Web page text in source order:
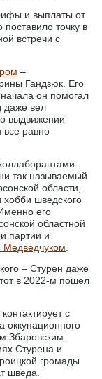
и выплаты от
поставило точку в
встречи с
–
Гандзюк. Его
он помогал
даже вел
выдвижении
равно
так называемый
области,
хобби шведского
его
областной
партии и
Медведчуком
– Стурен даже
в 2022-м пошел
с
оккупационного
Збаровским.
Стурена и
громады
шведа.